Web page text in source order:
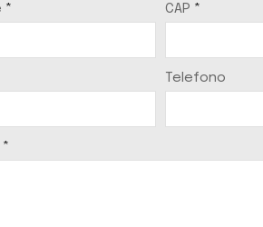
* CAP *
Telefono
*